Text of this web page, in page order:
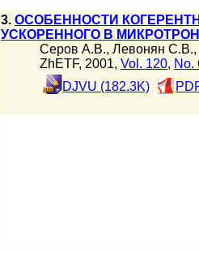
3. ОСОБЕННОСТИ
УСКОРЕННОГО В
Серов А.В., Левонян С.В.,
ZhETF, 2001, Vol. 120, No.
DJVU (182.3K)